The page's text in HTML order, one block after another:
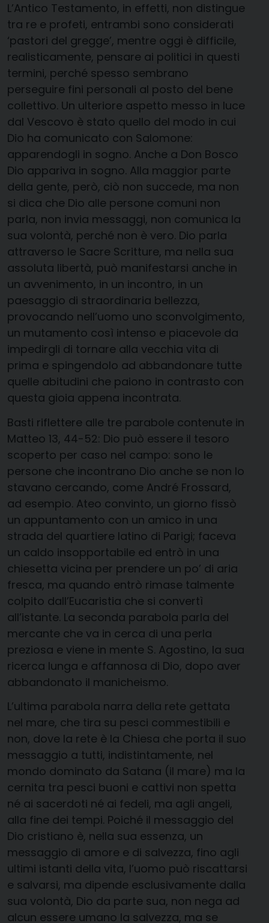
L’Antico Testamento, in effetti, non distingue
tra re e profeti, entrambi sono considerati
‘pastori del gregge’, mentre oggi è difficile,
realisticamente, pensare ai politici in questi
termini, perché spesso sembrano
perseguire fini personali al posto del bene
collettivo. Un ulteriore aspetto messo in luce
dal Vescovo è stato quello del modo in cui
Dio ha comunicato con Salomone:
apparendogli in sogno. Anche a Don Bosco
Dio appariva in sogno. Alla maggior parte
della gente, però, ciò non succede, ma non
si dica che Dio alle persone comuni non
parla, non invia messaggi, non comunica la
sua volontà, perché non è vero. Dio parla
attraverso le Sacre Scritture, ma nella sua
assoluta libertà, può manifestarsi anche in
un avvenimento, in un incontro, in un
paesaggio di straordinaria bellezza,
provocando nell’uomo uno sconvolgimento,
un mutamento così intenso e piacevole da
impedirgli di tornare alla vecchia vita di
prima e spingendolo ad abbandonare tutte
quelle abitudini che paiono in contrasto con
questa gioia appena incontrata.
Basti riflettere alle tre parabole contenute in
Matteo 13, 44-52: Dio può essere il tesoro
scoperto per caso nel campo: sono le
persone che incontrano Dio anche se non lo
stavano cercando, come André Frossard,
ad esempio. Ateo convinto, un giorno fissò
un appuntamento con un amico in una
strada del quartiere latino di Parigi; faceva
un caldo insopportabile ed entrò in una
chiesetta vicina per prendere un po’ di aria
fresca, ma quando entrò rimase talmente
colpito dall’Eucaristia che si convertì
all’istante. La seconda parabola parla del
mercante che va in cerca di una perla
preziosa e viene in mente S. Agostino, la sua
ricerca lunga e affannosa di Dio, dopo aver
abbandonato il manicheismo.
L’ultima parabola narra della rete gettata
nel mare, che tira su pesci commestibili e
non, dove la rete è la Chiesa che porta il suo
messaggio a tutti, indistintamente, nel
mondo dominato da Satana (il mare) ma la
cernita tra pesci buoni e cattivi non spetta
né ai sacerdoti né ai fedeli, ma agli angeli,
alla fine dei tempi. Poiché il messaggio del
Dio cristiano è, nella sua essenza, un
messaggio di amore e di salvezza, fino agli
ultimi istanti della vita, l’uomo può riscattarsi
e salvarsi, ma dipende esclusivamente dalla
sua volontà, Dio da parte sua, non nega ad
alcun essere umano la salvezza, ma se